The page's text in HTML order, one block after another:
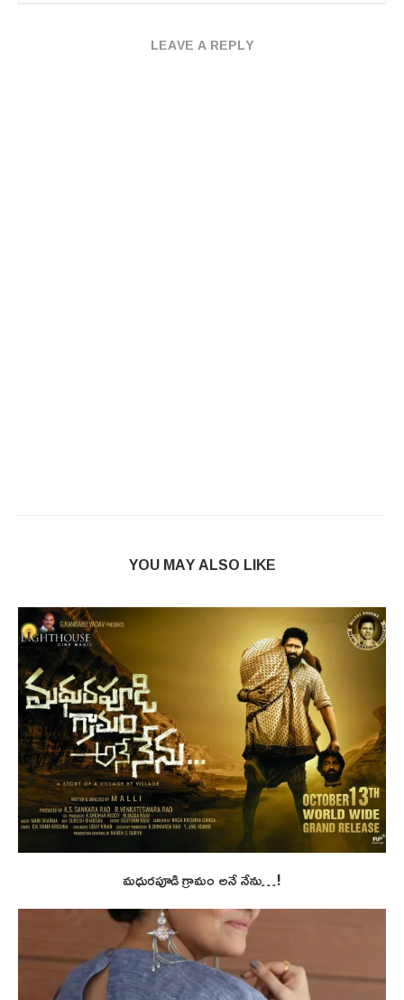
LEAVE A REPLY
YOU MAY ALSO LIKE
మధురపూడి గ్రామం అనే నేను…!